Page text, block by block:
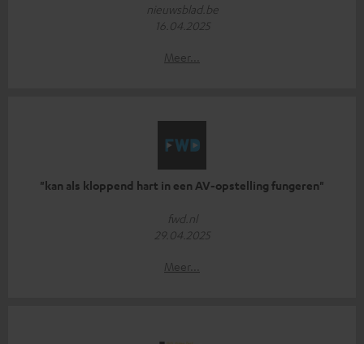
nieuwsblad.be
16.04.2025
Meer...
"kan als kloppend hart in een AV-opstelling fungeren"
fwd.nl
29.04.2025
Meer...